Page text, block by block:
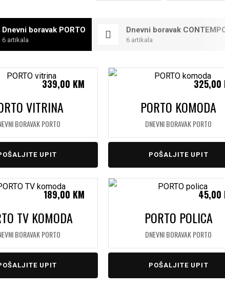
Dnevni boravak PORTO
6 artikala
Dnevni boravak
6 artikala
VITRINA
BORAVAK PORTO
339,00 KM
UPIT
PORTO KOMODA
DNEVNI BORAVAK PORTO
325,00
POŠALJITE UPIT
TV KOMODA
BORAVAK PORTO
189,00 KM
UPIT
PORTO POLICA
DNEVNI BORAVAK PORTO
45,00
POŠALJITE UPIT